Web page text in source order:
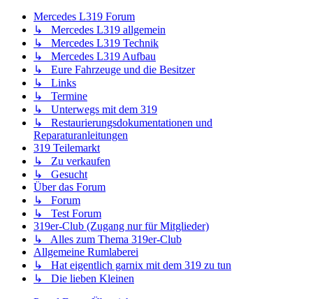
Mercedes L319 Forum
↳ Mercedes L319 allgemein
↳ Mercedes L319 Technik
↳ Mercedes L319 Aufbau
↳ Eure Fahrzeuge und die Besitzer
↳ Links
↳ Termine
↳ Unterwegs mit dem 319
↳ Restaurierungsdokumentationen und
Reparaturanleitungen
319 Teilemarkt
↳ Zu verkaufen
↳ Gesucht
Über das Forum
↳ Forum
↳ Test Forum
319er-Club (Zugang nur für Mitglieder)
↳ Alles zum Thema 319er-Club
Allgemeine Rumlaberei
↳ Hat eigentlich garnix mit dem 319 zu tun
↳ Die lieben Kleinen